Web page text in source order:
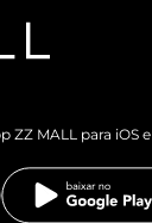
ZZ MALL para iOS e